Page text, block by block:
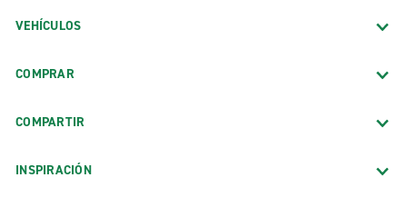
VEHÍCULOS
COMPRAR
COMPARTIR
INSPIRACIÓN